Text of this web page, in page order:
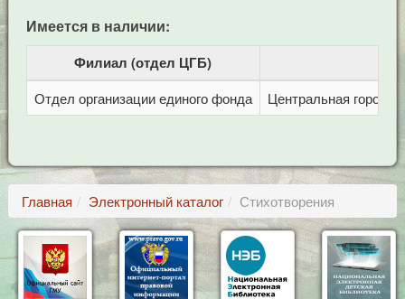
Имеется в наличии:
Филиал (отдел ЦГБ)
Отдел организации единого фонда Центральная
Главная Электронный каталог Стихотворения